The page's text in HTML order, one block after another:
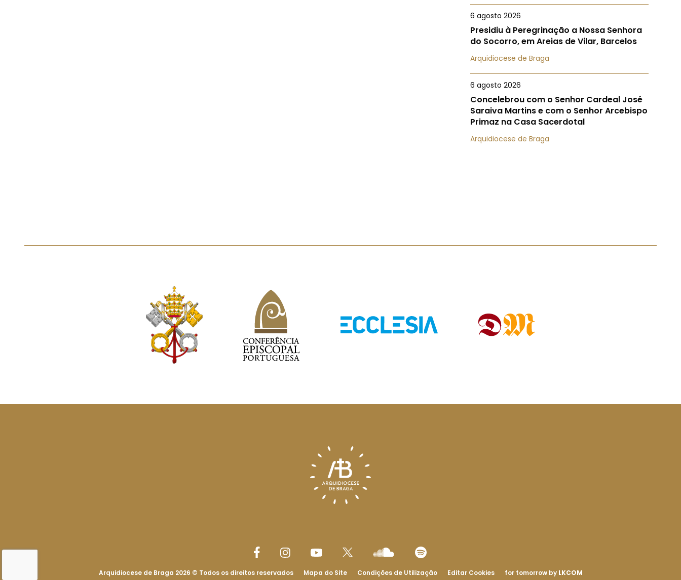
6 agosto 2026
Presidiu à Peregrinação a Nossa Senhora
do Socorro, em Areias de Vilar, Barcelos
Arquidiocese de Braga
6 agosto 2026
Concelebrou com o Senhor Cardeal José
Saraiva Martins e com o Senhor Arcebispo
Primaz na Casa Sacerdotal
Arquidiocese de Braga
Arquidiocese de Braga 2026 © Todos os direitos reservados Mapa do Site Condições de Utilização Editar Cookies for tomorrow by LKCOM